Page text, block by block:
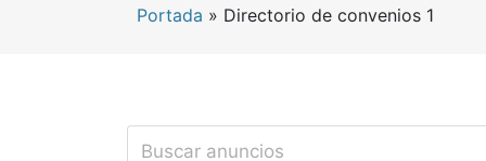
Portada » Directorio de convenios 1